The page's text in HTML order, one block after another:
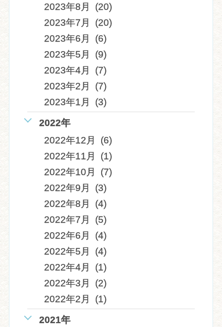
2023年8月 (20)
2023年7月 (20)
2023年6月 (6)
2023年5月 (9)
2023年4月 (7)
2023年2月 (7)
2023年1月 (3)
2022年
2022年12月 (6)
2022年11月 (1)
2022年10月 (7)
2022年9月 (3)
2022年8月 (4)
2022年7月 (5)
2022年6月 (4)
2022年5月 (4)
2022年4月 (1)
2022年3月 (2)
2022年2月 (1)
2021年